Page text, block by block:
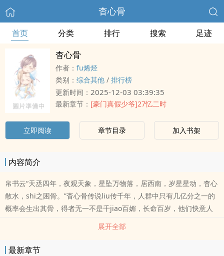
杳心骨
首页 分类 排行 搜索 足迹
杳心骨
作者： fu烯烃
类别： 综合其他 / 排行榜
更新时间： 2025-12-03 03:39:35
最新章节： [豪门真假少爷]27忆二时
立即阅读 章节目录 加入书架
内容简介
帛书云“天丞四年，夜观天象，星坠万物落，居西南，岁星星动，杳心
散水，shi之困骨。”杳心骨传说liu传千年，人群中只有几亿分之一的
概率会生出其骨，得者无一不是千jiao百媚，长命百岁，他们快意人
生，游戏人间。秦晤爬山时遇到算命的老婆婆，小摊上没有人照顾她
的生意，一时心ruan，他算了一卦。“幸也，心繁，苦也，心泛。”临
了又被送了一小块白玉，他贴shen带着，可只不过一个晚上睡觉的功
展开全部
最新章节